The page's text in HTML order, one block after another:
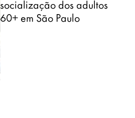
socialização dos adultos
60+ em São Paulo